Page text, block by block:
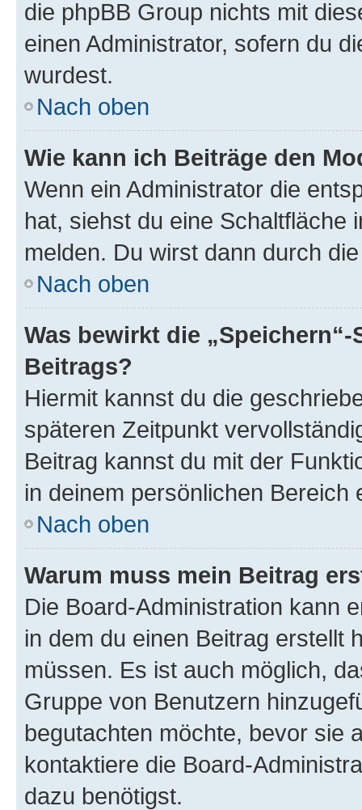
die phpBB Group nichts mit
einen Administrator, sofern du
wurdest.
Nach oben
Wie kann ich Beiträge den
Wenn ein Administrator die
hat, siehst du eine Schaltfläche
melden. Du wirst dann durch
Nach oben
Was bewirkt die
Beitrags?
Hiermit kannst du die
späteren Zeitpunkt
Beitrag kannst du mit der
in deinem persönlichen Bereich
Nach oben
Warum muss mein Beitrag
Die Board-Administration kann
in dem du einen Beitrag erstellt
müssen. Es ist auch möglich,
Gruppe von Benutzern
begutachten möchte, bevor sie
kontaktiere die Board-
dazu benötigst.